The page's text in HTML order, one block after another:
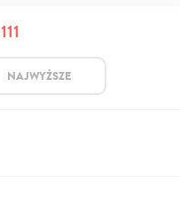
111
NAJWYŻSZE